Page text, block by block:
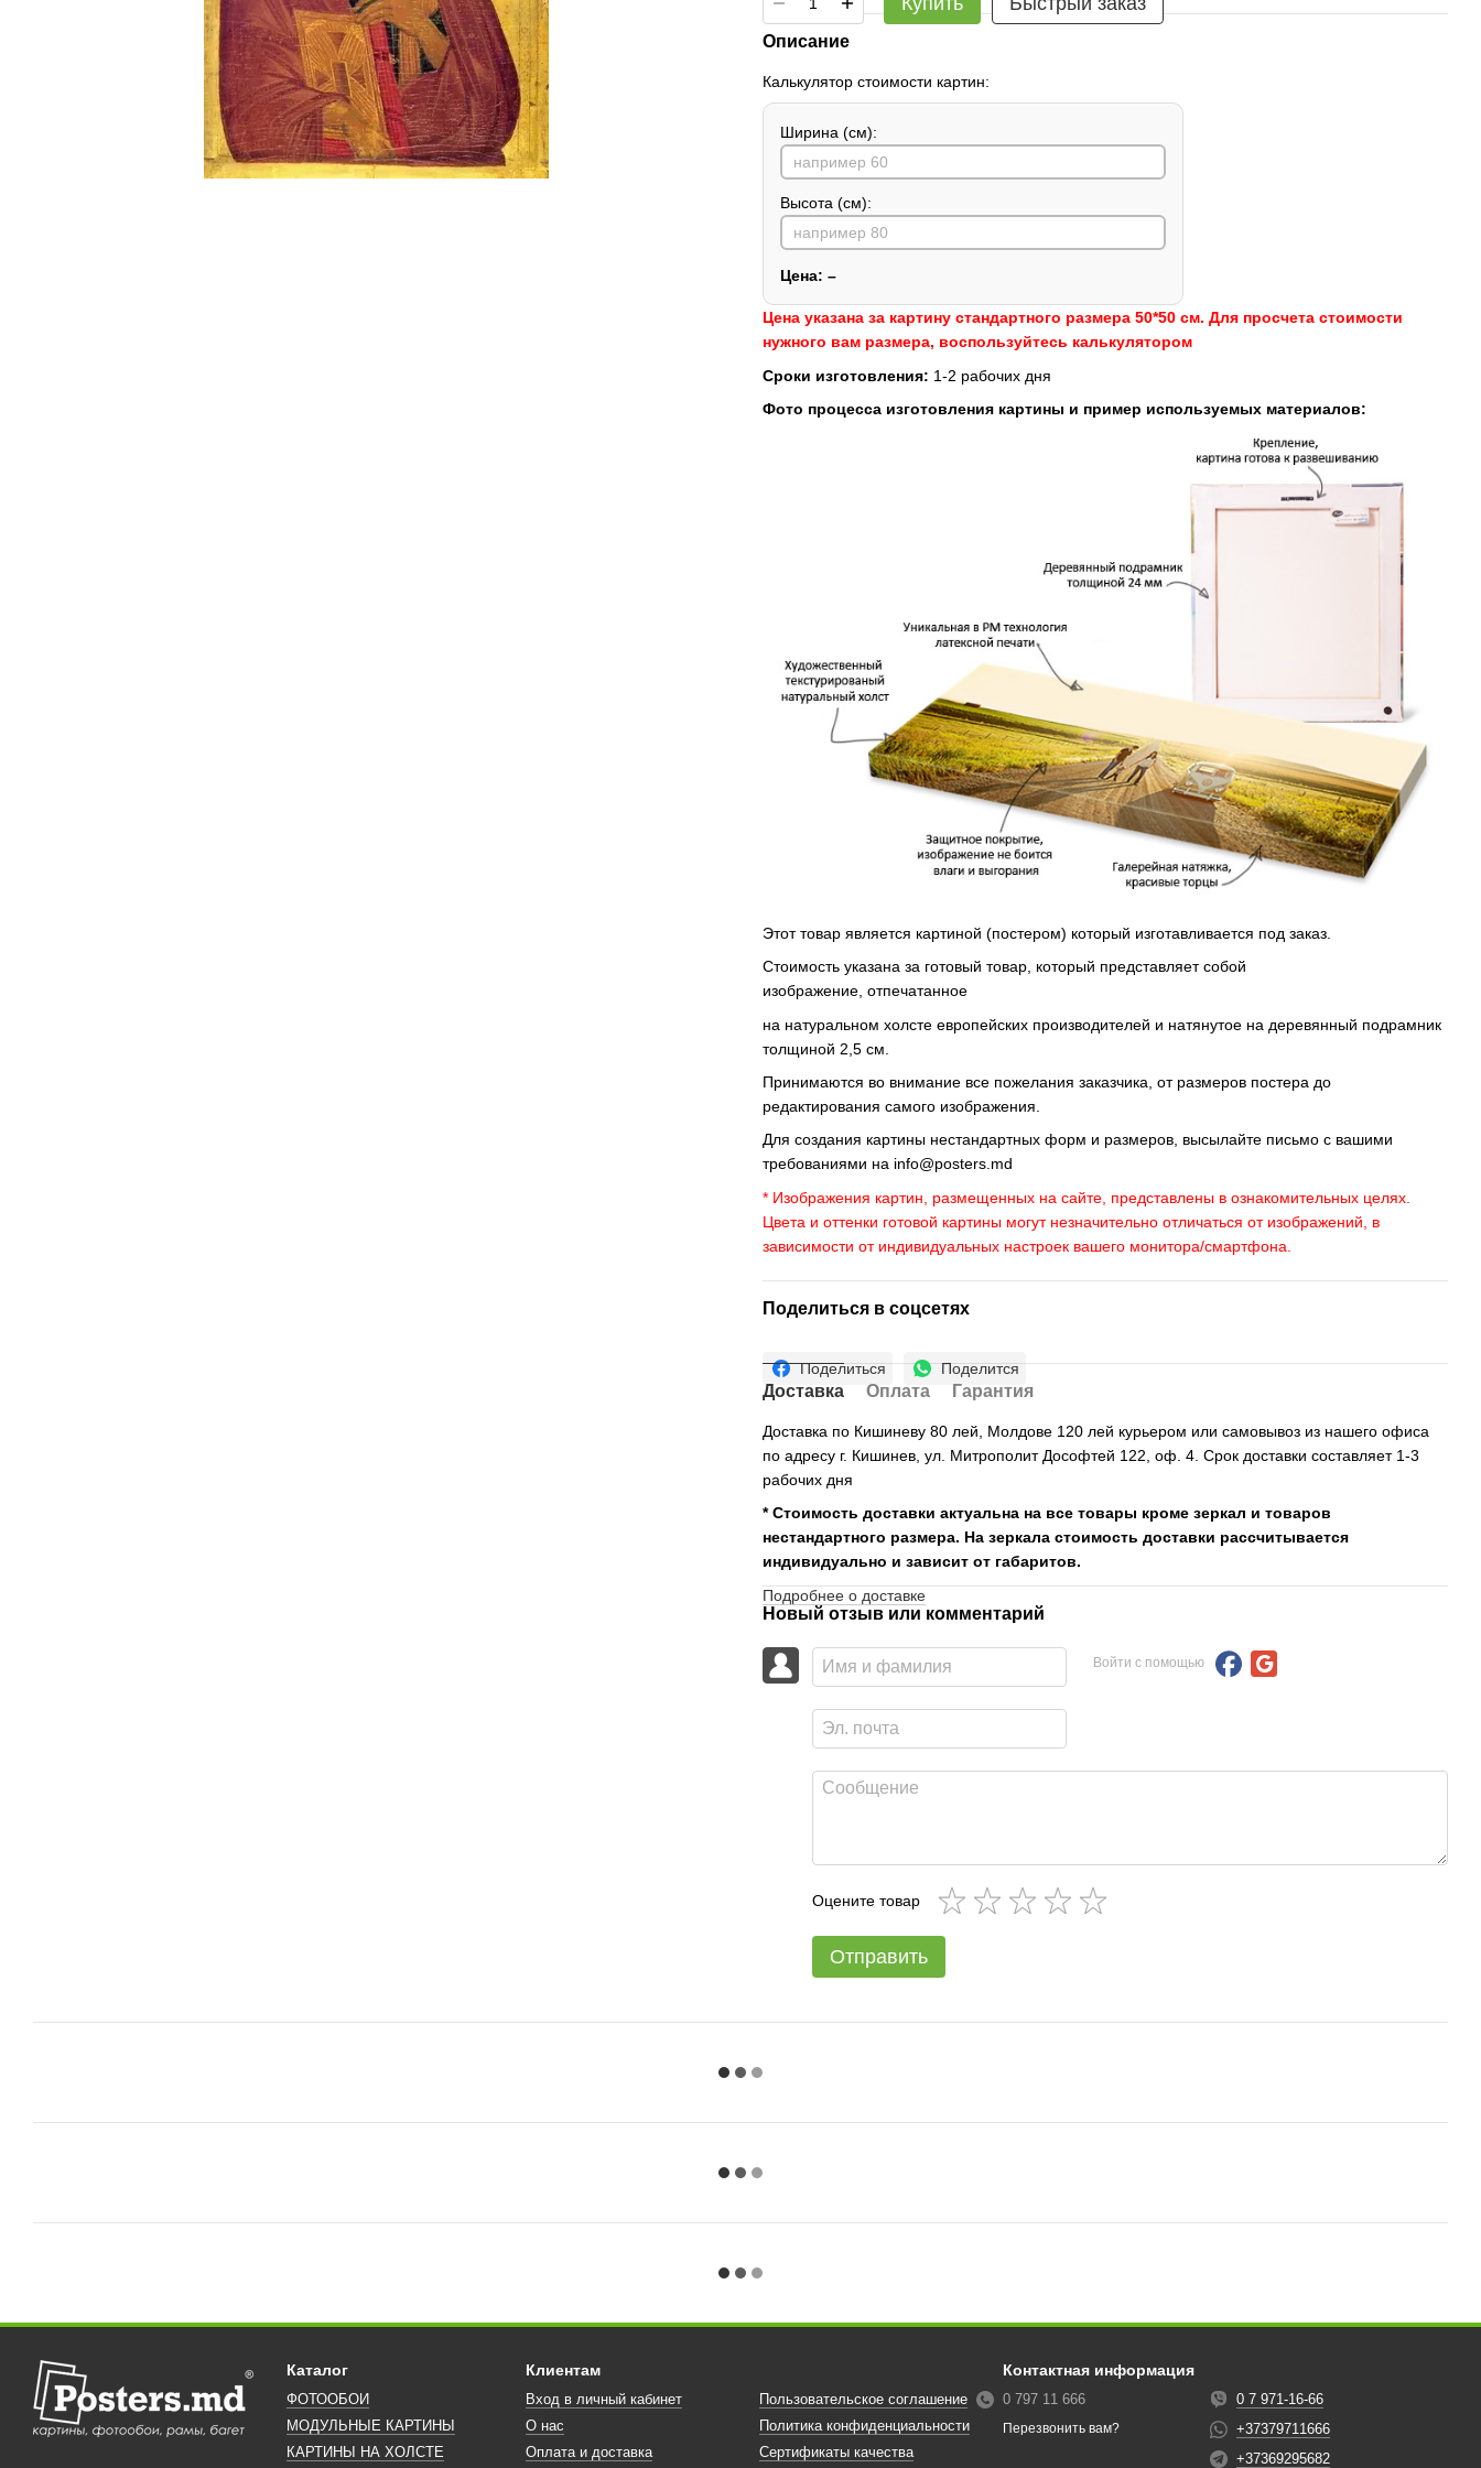
Описание
Калькулятор стоимости картин:
Ширина (см):
Высота (см):
Цена: –
Цена указана за картину стандартного размера 50*50 см. Для просчета стоимости
нужного вам размера, воспользуйтесь калькулятором
Сроки изготовления: 1-2 рабочих дня
Фото процесса изготовления картины и пример используемых материалов:
Этот товар является картиной (постером) который изготавливается под заказ.
Стоимость указана за готовый товар, который представляет собой
изображение, отпечатанное
на натуральном холсте европейских производителей и натянутое на деревянный подрамник
толщиной 2,5 см.
Принимаются во внимание все пожелания заказчика, от размеров постера до
редактирования самого изображения.
Для создания картины нестандартных форм и размеров, высылайте письмо c вашими
требованиями на info@posters.md
* Изображения картин, размещенных на сайте, представлены в ознакомительных целях.
Цвета и оттенки готовой картины могут незначительно отличаться от изображений, в
зависимости от индивидуальных настроек вашего монитора/смартфона.
Поделиться в соцсетях
Поделиться Поделится
Доставка Оплата Гарантия
Доставка по Кишиневу 80 лей, Молдове 120 лей курьером или самовывоз из нашего офиса
по адресу г. Кишинев, ул. Митрополит Дософтей 122, оф. 4. Срок доставки составляет 1-3
рабочих дня
* Стоимость доставки актуальна на все товары кроме зеркал и товаров
нестандартного размера. На зеркала стоимость доставки рассчитывается
индивидуально и зависит от габаритов.
Подробнее о доставке
Новый отзыв или комментарий
Войти с помощью
Оцените товар
Отправить
Каталог
ФОТООБОИ
МОДУЛЬНЫЕ КАРТИНЫ
КАРТИНЫ НА ХОЛСТЕ
Клиентам
Вход в личный кабинет
О нас
Оплата и доставка
Пользовательское соглашение
Политика конфиденциальности
Сертификаты качества
Контактная информация
0 797 11 666
Перезвонить вам?
0 7 971-16-66
+37379711666
+37369295682